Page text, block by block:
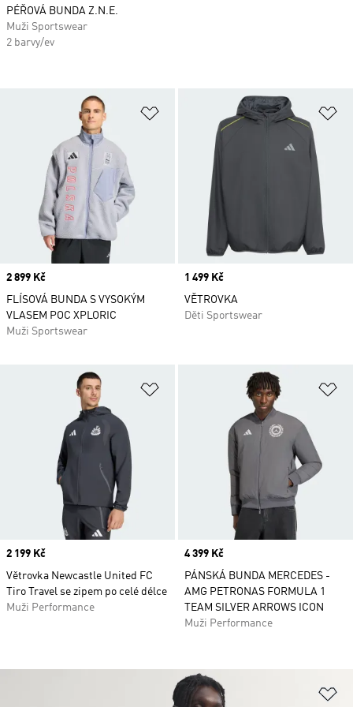
Přidat do seznamu přání
Price
2 899 Kč
FLÍSOVÁ BUNDA S VYSOKÝM
VLASEM POC XPLORIC
Muži Sportswear
Price
1 499 Kč
VĚTROVKA
Děti Sportswear
Přidat do seznamu přání
Price
2 199 Kč
Větrovka Newcastle United FC
Tiro Travel se zipem po celé délce
Muži Performance
Price
4 399 Kč
PÁNSKÁ BUNDA MERCEDES -
AMG PETRONAS FORMULA 1
TEAM SILVER ARROWS ICON
Muži Performance
PÉŘOVÁ BUNDA Z.N.E.
Muži Sportswear
2 barvy/ev